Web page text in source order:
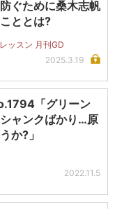
ぐために桑木志帆
ととは?
ッスン 月刊GD
2025.3.19
「グリーン
ャンクばかり…原
か?」
2022.11.5